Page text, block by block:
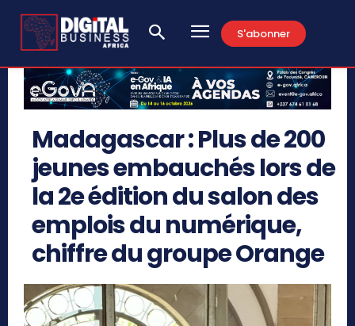
S'abonner
Madagascar : Plus de 200
jeunes embauchés lors de
la 2e édition du salon des
emplois du numérique,
chiffre du groupe Orange